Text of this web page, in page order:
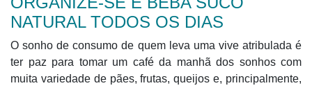
NATURAL TODOS OS DIAS
O sonho de consumo de quem leva uma vive atribulada é
ter paz para tomar um café da manhã dos sonhos com
muita variedade de pães, frutas, queijos e, principalmente,